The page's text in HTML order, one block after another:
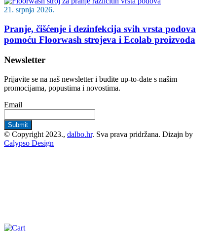
21. srpnja 2026.
Pranje, čišćenje i dezinfekcija svih vrsta podova
pomoću Floorwash strojeva i Ecolab proizvoda
Newsletter
Prijavite se na naš newsletter i budite up-to-date s našim
promocijama, popustima i novostima.
Email
© Copyright 2023., dalbo.hr. Sva prava pridržana. Dizajn by
Calypso Design